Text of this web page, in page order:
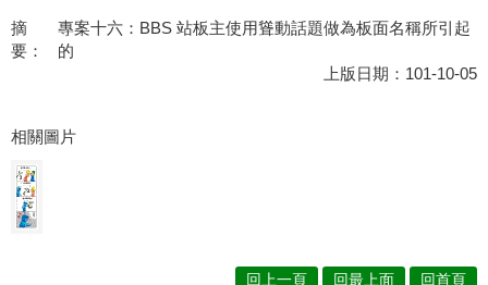
摘
要：
專案十六：BBS 站板主使用聳動話題做為板面名稱所引起
的
上版日期：101-10-05
相關圖片
回上一頁 回最上面 回首頁